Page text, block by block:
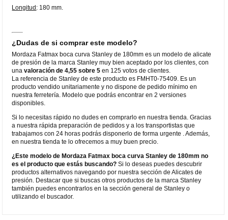
Longitud: 180 mm.
¿Dudas de si comprar este modelo?
Mordaza Fatmax boca curva Stanley de 180mm es un modelo de alicate
de presión de la marca Stanley muy bien aceptado por los clientes, con
unavaloración de 4,55 sobre 5 en 125 votos de clientes.
La referencia de Stanley de este producto es FMHT0-75409. Es un
producto vendido unitariamente y no dispone de pedido mínimo en
nuestra ferretería. Modelo que podrás encontrar en 2 versiones
disponibles.
Si lo necesitas rápido no dudes en comprarlo en nuestra tienda. Gracias
a nuestra rápida preparación de pedidos y a los transportistas que
trabajamos con 24 horas podrás disponerlo de forma urgente . Además,
en nuestra tienda te lo ofrecemos a muy buen precio.
¿Este modelo de Mordaza Fatmax boca curva Stanley de 180mm no
es el producto que estás buscando? Si lo deseas puedes descubrir
productos alternativos navegando por nuestra sección de Alicates de
presión. Destacar que si buscas otros productos de la marca Stanley
también puedes encontrarlos en la sección general de Stanley o
utilizando el buscador.